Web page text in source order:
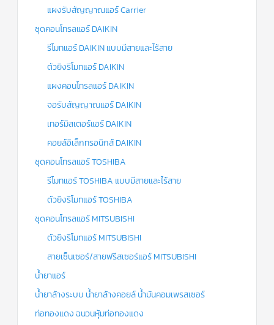
แผงรับสัญญาณแอร์ Carrier
ชุดคอนโทรลแอร์ DAIKIN
รีโมทแอร์ DAIKIN แบบมีสายและไร้สาย
ตัวยิงรีโมทแอร์ DAIKIN
แผงคอนโทรลแอร์ DAIKIN
จอรับสัญญาณแอร์ DAIKIN
เทอร์มิสเตอร์แอร์ DAIKIN
คอยล์อิเล็กทรอนิกส์ DAIKIN
ชุดคอนโทรลแอร์ TOSHIBA
รีโมทแอร์ TOSHIBA แบบมีสายและไร้สาย
ตัวยิงรีโมทแอร์ TOSHIBA
ชุดคอนโทรลแอร์ MITSUBISHI
ตัวยิงรีโมทแอร์ MITSUBISHI
สายเซ็นเซอร์/สายฟรีสเซอร์แอร์ MITSUBISHI
น้ำยาแอร์
น้ำยาล้างระบบ น้ำยาล้างคอยล์ น้ำมันคอมเพรสเซอร์
ท่อทองแดง ฉนวนหุ้มท่อทองแดง